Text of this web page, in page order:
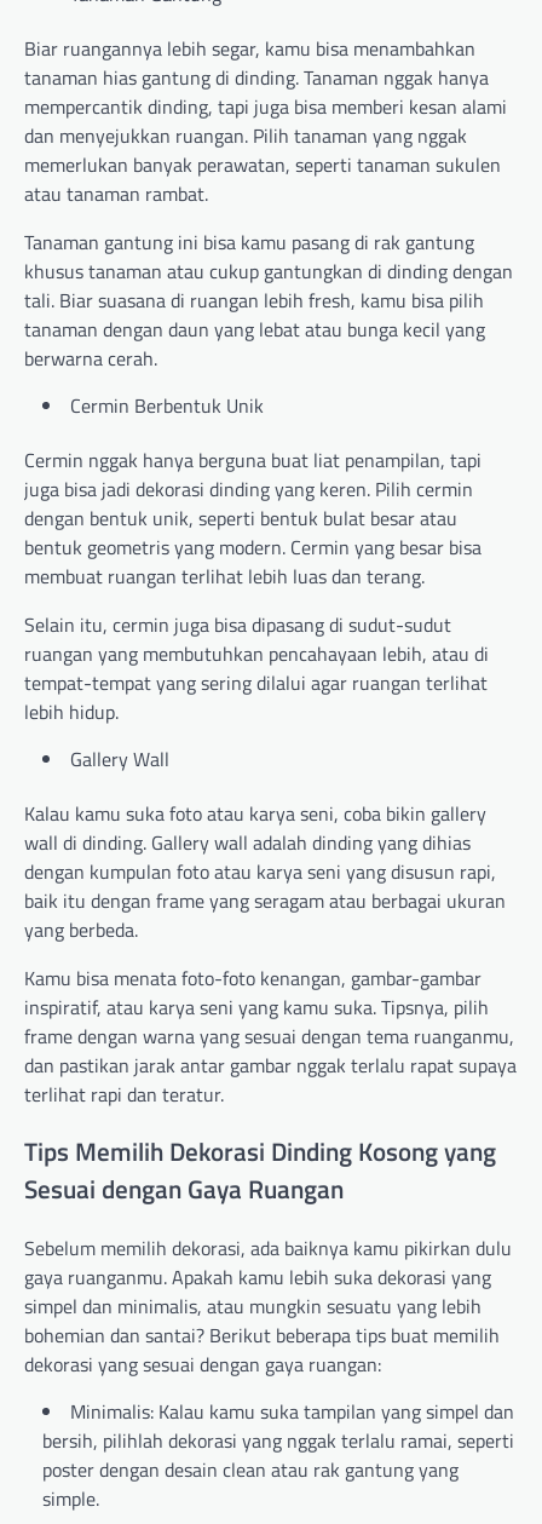
Biar ruangannya lebih segar, kamu bisa menambahkan
tanaman hias gantung di dinding. Tanaman nggak hanya
mempercantik dinding, tapi juga bisa memberi kesan alami
dan menyejukkan ruangan. Pilih tanaman yang nggak
memerlukan banyak perawatan, seperti tanaman sukulen
atau tanaman rambat.
Tanaman gantung ini bisa kamu pasang di rak gantung
khusus tanaman atau cukup gantungkan di dinding dengan
tali. Biar suasana di ruangan lebih fresh, kamu bisa pilih
tanaman dengan daun yang lebat atau bunga kecil yang
berwarna cerah.
Cermin Berbentuk Unik
Cermin nggak hanya berguna buat liat penampilan, tapi
juga bisa jadi dekorasi dinding yang keren. Pilih cermin
dengan bentuk unik, seperti bentuk bulat besar atau
bentuk geometris yang modern. Cermin yang besar bisa
membuat ruangan terlihat lebih luas dan terang.
Selain itu, cermin juga bisa dipasang di sudut-sudut
ruangan yang membutuhkan pencahayaan lebih, atau di
tempat-tempat yang sering dilalui agar ruangan terlihat
lebih hidup.
Gallery Wall
Kalau kamu suka foto atau karya seni, coba bikin gallery
wall di dinding. Gallery wall adalah dinding yang dihias
dengan kumpulan foto atau karya seni yang disusun rapi,
baik itu dengan frame yang seragam atau berbagai ukuran
yang berbeda.
Kamu bisa menata foto-foto kenangan, gambar-gambar
inspiratif, atau karya seni yang kamu suka. Tipsnya, pilih
frame dengan warna yang sesuai dengan tema ruanganmu,
dan pastikan jarak antar gambar nggak terlalu rapat supaya
terlihat rapi dan teratur.
Tips Memilih Dekorasi Dinding Kosong yang
Sesuai dengan Gaya Ruangan
Sebelum memilih dekorasi, ada baiknya kamu pikirkan dulu
gaya ruanganmu. Apakah kamu lebih suka dekorasi yang
simpel dan minimalis, atau mungkin sesuatu yang lebih
bohemian dan santai? Berikut beberapa tips buat memilih
dekorasi yang sesuai dengan gaya ruangan:
Minimalis: Kalau kamu suka tampilan yang simpel dan
bersih, pilihlah dekorasi yang nggak terlalu ramai, seperti
poster dengan desain clean atau rak gantung yang
simple.